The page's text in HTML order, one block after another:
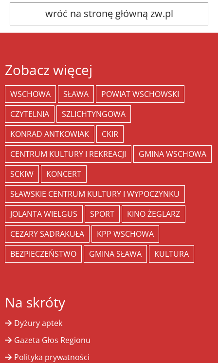
wróć na stronę główną zw.pl
Zobacz więcej
WSCHOWA SŁAWA
POWIAT WSCHOWSKI
CZYTELNIA
SZLICHTYNGOWA
KONRAD ANTKOWIAK
CKIR
CENTRUM KULTURY I REKREACJI
GMINA WSCHOWA
SCKIW
KONCERT
SŁAWSKIE CENTRUM KULTURY I WYPOCZYNKU
JOLANTA WIELGUS
SPORT
KINO ŻEGLARZ
CEZARY SADRAKUŁA
KPP WSCHOWA
BEZPIECZEŃSTWO
GMINA SŁAWA KULTURA
Na skróty
Dyżury aptek
Gazeta Głos Regionu
Polityka prywatności